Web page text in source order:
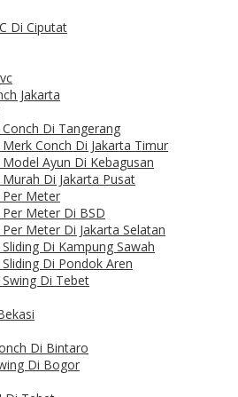
Di Ciputat
Jakarta
Di Tangerang
Merk Conch Di Jakarta Timur
Model Ayun Di Kebagusan
Murah Di Jakarta Pusat
Per Meter
Per Meter Di BSD
Per Meter Di Jakarta Selatan
Sliding Di Kampung Sawah
Sliding Di Pondok Aren
Swing Di Tebet
Di Bintaro
Di Bogor